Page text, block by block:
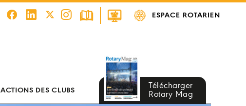
ESPACE ROTARIEN
ACTIONS DES CLUBS
Télécharger
Rotary Mag